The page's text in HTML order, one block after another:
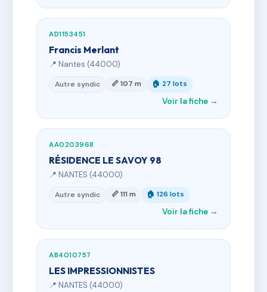
AD1153451
Francis Merlant
📍 Nantes (44000)
Autre syndic 📏 107 m 🏠 27 lots
Voir la fiche →
AA0203968
RÉSIDENCE LE SAVOY 98
📍 NANTES (44000)
Autre syndic 📏 111 m 🏠 126 lots
Voir la fiche →
AB4010757
LES IMPRESSIONNISTES
📍 NANTES (44000)